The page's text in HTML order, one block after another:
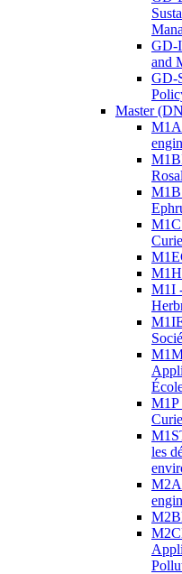
GD-
and
GD-
Master
M1I
M1P
les